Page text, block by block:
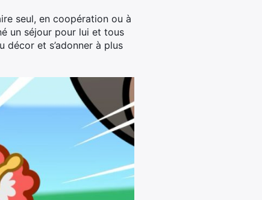
seul, en coopération ou à
un séjour pour lui et tous
décor et s’adonner à plus